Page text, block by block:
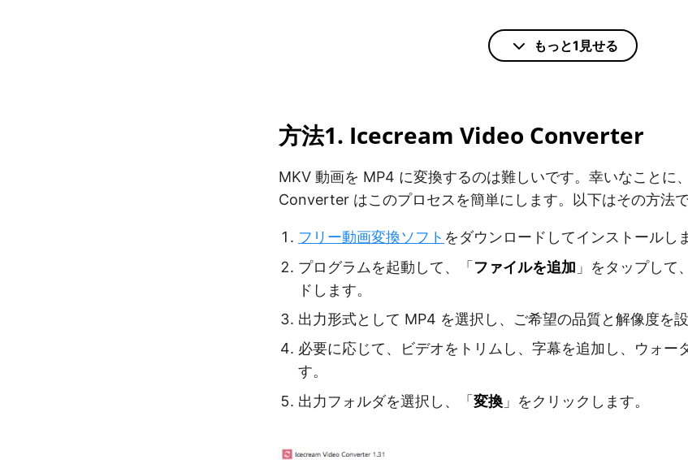
iOS
いいえ いいえ
もっと1見せる
方法1. Icecream Video Converter
MKV 動画を MP4 に変換するのは難しいです。幸いなことに
Converter はこのプロセスを簡単にします。以下はその方法で
フリー動画変換ソフト をダウンロードしてインストールし
プログラムを起動して、「 ファイルを追加 」をタップして
ドします。
出力形式として MP4 を選択し、ご希望の品質と解像度を設
必要に応じて、ビデオをトリムし、字幕を追加し、ウォー
す。
出力フォルダを選択し、「 変換 」をクリックします。